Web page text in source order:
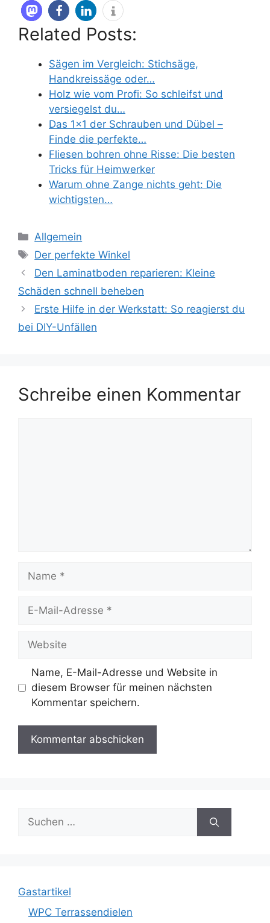
Related Posts:
Sägen im Vergleich: Stichsäge,
Handkreissäge oder…
Holz wie vom Profi: So schleifst und
versiegelst du…
Das 1x1 der Schrauben und Dübel –
Finde die perfekte…
Fliesen bohren ohne Risse: Die besten
Tricks für Heimwerker
Warum ohne Zange nichts geht: Die
wichtigsten…
Kategorien
Allgemein
Schlagwörter
Der perfekte Winkel
Den Laminatboden reparieren: Kleine
Schäden schnell beheben
Erste Hilfe in der Werkstatt: So reagierst du
bei DIY-Unfällen
Schreibe einen Kommentar
Mail-
Name, E-Mail-Adresse und Website in
diesem Browser für meinen nächsten
Kommentar speichern.
Suche
nach:
Gastartikel
WPC Terrassendielen